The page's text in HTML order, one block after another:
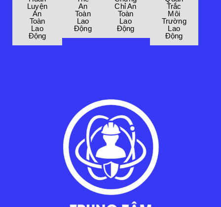
Luyện
An
Toàn
Lao
Động
An
Toàn
Lao
Động
Chỉ An
Toàn
Lao
Động
Trắc
Môi
Trường
Lao
Động